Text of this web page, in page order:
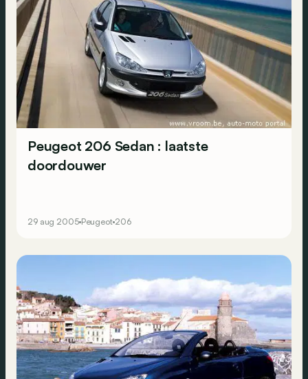
Peugeot 206 Sedan : laatste
doordouwer
29 aug 2005 Peugeot 206